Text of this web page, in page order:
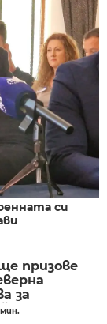
си
призове
за
мин.